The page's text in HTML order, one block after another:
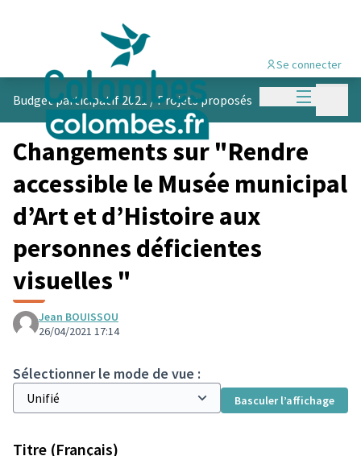
Menu
Se connecter
Budget participatif 2021 /Projets proposés
Changements sur "Rendre
accessible le Musée municipal
d’Art et d’Histoire aux
personnes déficientes
visuelles "
Jean BOUISSOU
26/04/2021 17:14
Sélectionner le mode de vue :
Basculer l’affichage
Titre (Français)